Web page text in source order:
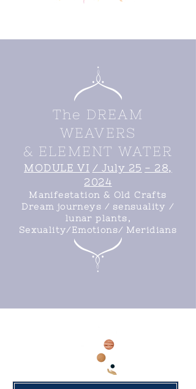
The DREAM
WEAVERS
& ELEMENT WATER
MODULE VI / July 25 - 28,
2024
Manifestation & Old Crafts
Dream journeys / sensuality /
lunar plants,
Sexuality/Emotions/ Meridians